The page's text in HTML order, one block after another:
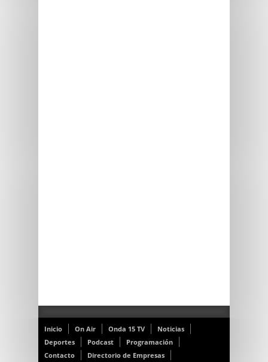
Inicio On Air Onda 15 TV
Noticias
Deportes
Podcast
Programación
Contacto
Directorio de Empresas